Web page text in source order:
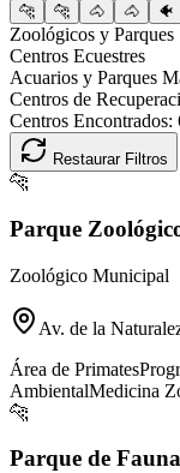
🐆 🐆 🐴 🐴 🐠
Zoológicos y Parques
Centros Ecuestres
Acuarios y Parques
Centros de
Centros Encontrados:
Restaurar Filtros
🐆
Parque
Zoológico Municipal
Av. de la
Área de Primates
AmbientalMedicina
🐆
Parque de